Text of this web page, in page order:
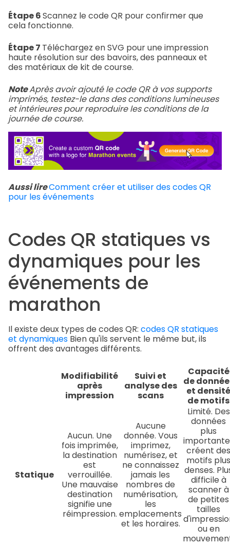
Étape 6Scannez le code QR pour confirmer que
cela fonctionne.
Étape 7 Téléchargez en SVG pour une impression
haute résolution sur des bavoirs, des panneaux et
des matériaux de kit de course.
NoteAprès avoir ajouté le code QR à vos supports
imprimés, testez-le dans des conditions lumineuses
et intérieures pour reproduire les conditions de la
journée de course.
Aussi lireComment créer et utiliser des codes QR
pour les événements
Codes QR statiques vs
dynamiques pour les
événements de
marathon
Il existe deux types de codes QR: codes QR statiques
et dynamiques Bien qu'ils servent le même but, ils
offrent des avantages différents.
Modifiabilité
après
impression
Suivi et
analyse des
scans
Capacité
de
et densité
de motifs
Statique
Aucun. Une
fois imprimée,
la destination
est
verrouillée.
Une mauvaise
destination
signifie une
réimpression.
Aucune
donnée. Vous
imprimez,
numérisez, et
ne connaissez
jamais les
nombres de
numérisation,
les
emplacements
et les horaires.
Limité. Des
données
plus
créent des
motifs plus
denses.
difficile à
scanner à
de petites
tailles
ou en